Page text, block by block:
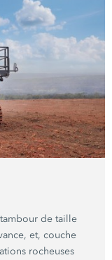
de taille
et, couche
rocheuses